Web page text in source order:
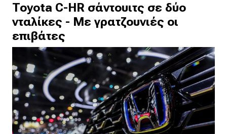
Toyota C-HR σάντουιτς σε δύο
νταλίκες - Με γρατζουνιές οι
επιβάτες